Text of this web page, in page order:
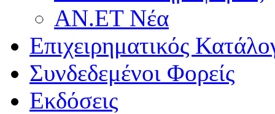
ΑΝ.ΕΤ Νέα
Επιχειρηματικός
Συνδεδεμένοι Φορείς
Εκδόσεις